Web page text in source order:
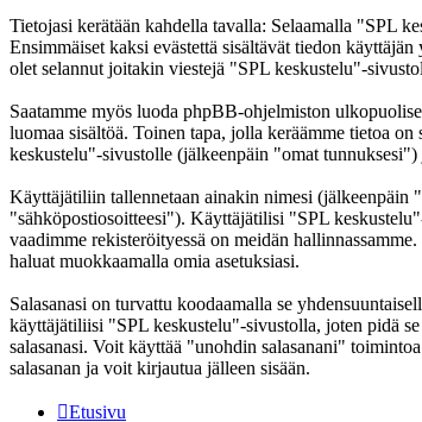
Tietojasi kerätään kahdella tavalla: Selaamalla "SPL
Ensimmäiset kaksi evästettä sisältävät tiedon
olet selannut joitakin viestejä "SPL keskustelu"-
Saatamme myös luoda phpBB-ohjelmiston
luomaa sisältöä. Toinen tapa, jolla keräämme tietoa
keskustelu"-sivustolle (jälkeenpäin "omat
Käyttäjätiliin tallennetaan ainakin nimesi (jälkeenpäin
"sähköpostiosoitteesi"). Käyttäjätilisi "SPL
vaadimme rekisteröityessä on meidän
haluat muokkaamalla omia asetuksiasi.
Salasanasi on turvattu koodaamalla se
käyttäjätiliisi "SPL keskustelu"-sivustolla, joten pidä
salasanasi. Voit käyttää "unohdin salasanani"
salasanan ja voit kirjautua jälleen sisään.
Etusivu